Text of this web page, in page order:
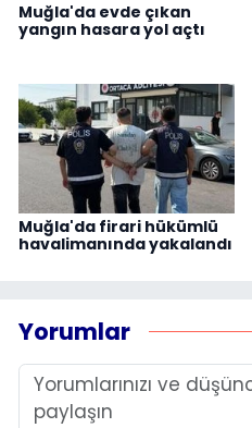
Muğla'da evde çıkan
yangın hasara yol açtı
Muğla'da firari hükümlü
havalimanında yakalandı
Yorumlar